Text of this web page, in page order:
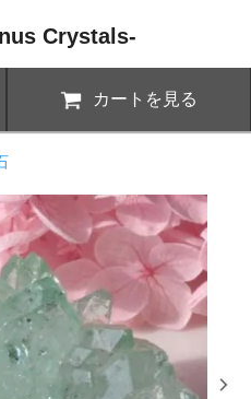
Crystals-
カートを見る